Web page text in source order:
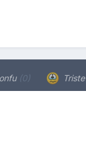
(0) Triste